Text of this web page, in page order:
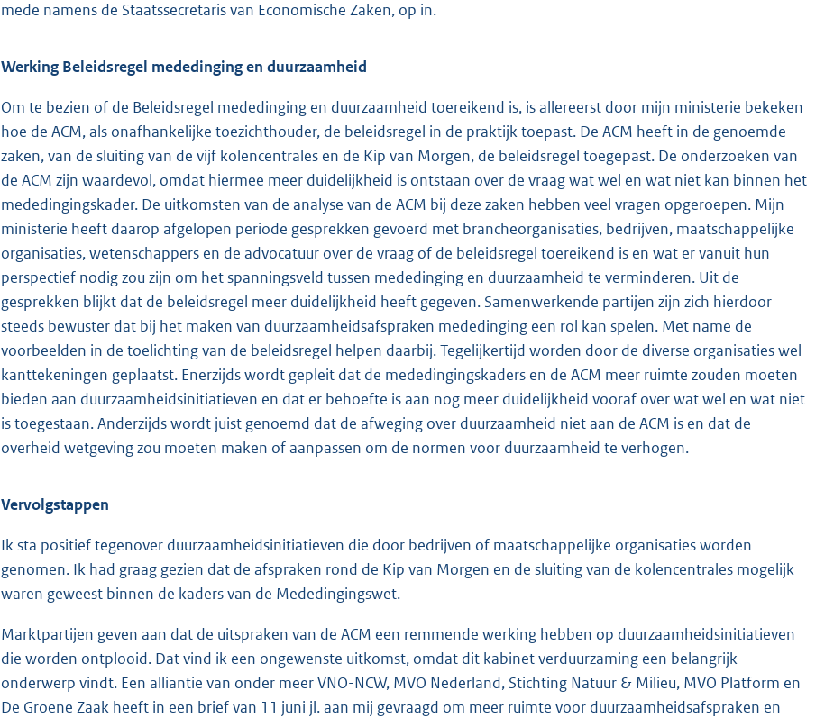
mede namens de Staatssecretaris van Economische Zaken, op in.
Werking Beleidsregel mededinging en duurzaamheid
Om te bezien of de Beleidsregel mededinging en duurzaamheid toereikend is, is allereerst door mijn ministerie bekeken
hoe de ACM, als onafhankelijke toezichthouder, de beleidsregel in de praktijk toepast. De ACM heeft in de genoemde
zaken, van de sluiting van de vijf kolencentrales en de Kip van Morgen, de beleidsregel toegepast. De onderzoeken van
de ACM zijn waardevol, omdat hiermee meer duidelijkheid is ontstaan over de vraag wat wel en wat niet kan binnen het
mededingingskader. De uitkomsten van de analyse van de ACM bij deze zaken hebben veel vragen opgeroepen. Mijn
ministerie heeft daarop afgelopen periode gesprekken gevoerd met brancheorganisaties, bedrijven, maatschappelijke
organisaties, wetenschappers en de advocatuur over de vraag of de beleidsregel toereikend is en wat er vanuit hun
perspectief nodig zou zijn om het spanningsveld tussen mededinging en duurzaamheid te verminderen. Uit de
gesprekken blijkt dat de beleidsregel meer duidelijkheid heeft gegeven. Samenwerkende partijen zijn zich hierdoor
steeds bewuster dat bij het maken van duurzaamheidsafspraken mededinging een rol kan spelen. Met name de
voorbeelden in de toelichting van de beleidsregel helpen daarbij. Tegelijkertijd worden door de diverse organisaties wel
kanttekeningen geplaatst. Enerzijds wordt gepleit dat de mededingingskaders en de ACM meer ruimte zouden moeten
bieden aan duurzaamheidsinitiatieven en dat er behoefte is aan nog meer duidelijkheid vooraf over wat wel en wat niet
is toegestaan. Anderzijds wordt juist genoemd dat de afweging over duurzaamheid niet aan de ACM is en dat de
overheid wetgeving zou moeten maken of aanpassen om de normen voor duurzaamheid te verhogen.
Vervolgstappen
Ik sta positief tegenover duurzaamheidsinitiatieven die door bedrijven of maatschappelijke organisaties worden
genomen. Ik had graag gezien dat de afspraken rond de Kip van Morgen en de sluiting van de kolencentrales mogelijk
waren geweest binnen de kaders van de Mededingingswet.
Marktpartijen geven aan dat de uitspraken van de ACM een remmende werking hebben op duurzaamheidsinitiatieven
die worden ontplooid. Dat vind ik een ongewenste uitkomst, omdat dit kabinet verduurzaming een belangrijk
onderwerp vindt. Een alliantie van onder meer VNO-NCW, MVO Nederland, Stichting Natuur & Milieu, MVO Platform en
De Groene Zaak heeft in een brief van 11 juni jl. aan mij gevraagd om meer ruimte voor duurzaamheidsafspraken en